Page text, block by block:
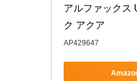
アルファックス
ク アクア
AP429647